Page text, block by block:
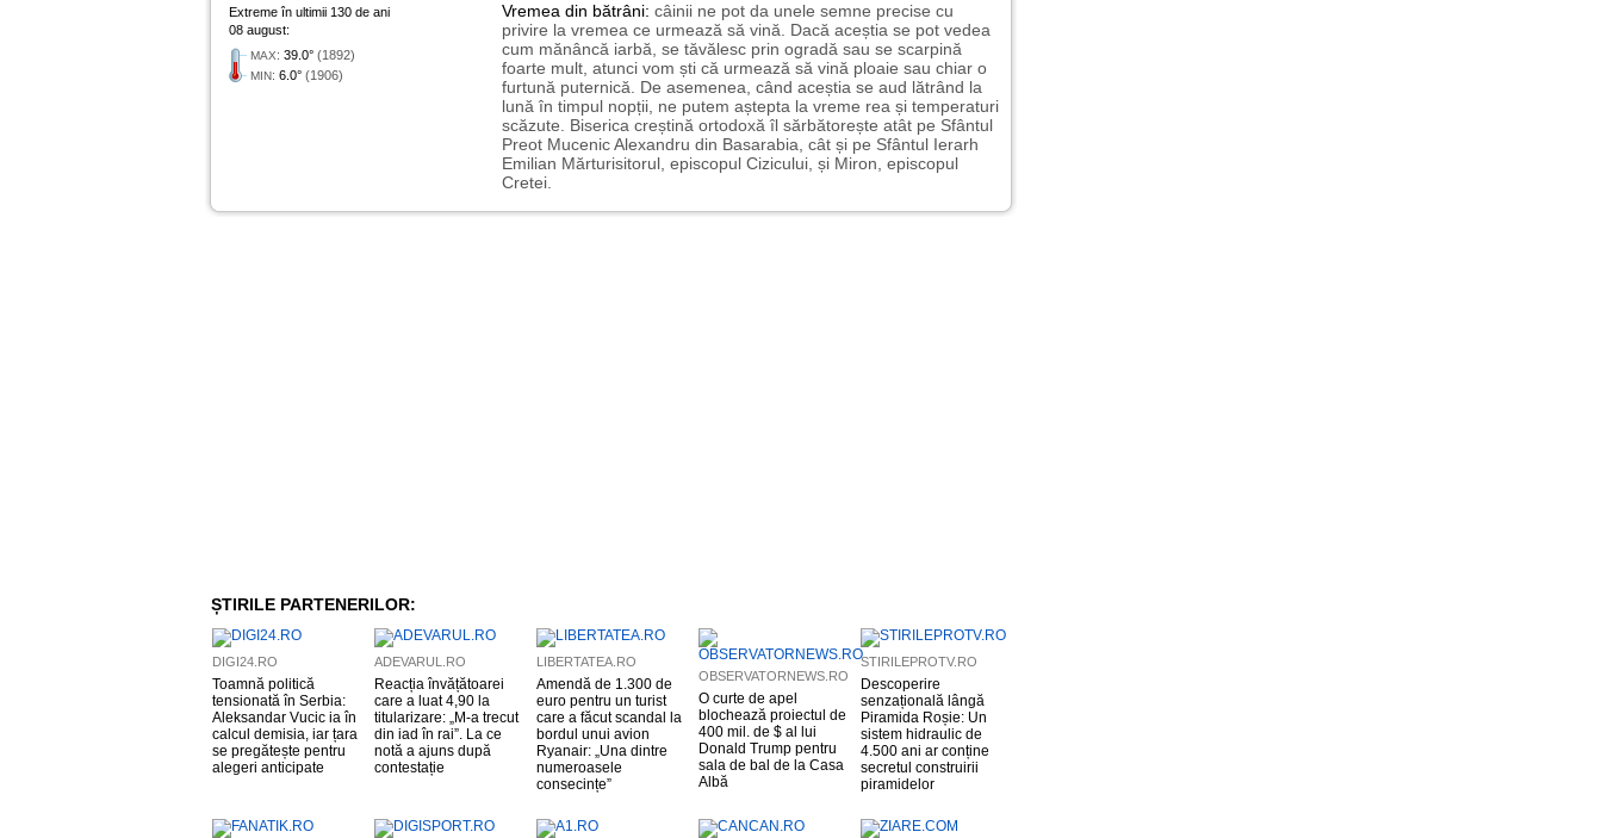
Extreme în ultimii 130 de ani
08 august:
MAX: 39.0° (1892)
MIN: 6.0° (1906)
Vremea din bătrâni: câinii ne pot da unele semne precise cu
privire la vremea ce urmează să vină. Dacă aceștia se pot vedea
cum mănâncă iarbă, se tăvălesc prin ogradă sau se scarpină
foarte mult, atunci vom ști că urmează să vină ploaie sau chiar o
furtună puternică. De asemenea, când aceștia se aud lătrând la
lună în timpul nopții, ne putem aștepta la vreme rea și temperaturi
scăzute. Biserica creștină ortodoxă îl sărbătorește atât pe Sfântul
Preot Mucenic Alexandru din Basarabia, cât și pe Sfântul Ierarh
Emilian Mărturisitorul, episcopul Cizicului, și Miron, episcopul
Cretei.
ȘTIRILE PARTENERILOR:
DIGI24.RO
Toamnă politică
tensionată în Serbia:
Aleksandar Vucic ia în
calcul demisia, iar țara
se pregătește pentru
alegeri anticipate
ADEVARUL.RO
Reacția învățătoarei
care a luat 4,90 la
titularizare: „M-a trecut
din iad în rai”. La ce
notă a ajuns după
contestație
LIBERTATEA.RO
Amendă de 1.300 de
euro pentru un turist
care a făcut scandal la
bordul unui avion
Ryanair: „Una dintre
numeroasele
consecințe”
OBSERVATORNEWS.RO
O curte de apel
blochează proiectul de
400 mil. de $ al lui
Donald Trump pentru
sala de bal de la Casa
Albă
STIRILEPROTV.RO
Descoperire
senzațională lângă
Piramida Roșie: Un
sistem hidraulic de
4.500 ani ar conține
secretul construirii
piramidelor